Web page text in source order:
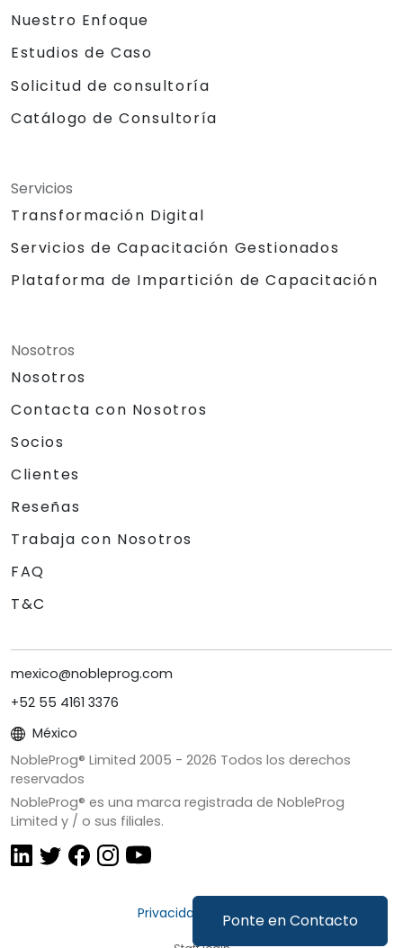
Ponte en Contacto
Nuestro Enfoque
Estudios de Caso
Solicitud de consultoría
Catálogo de Consultoría
Servicios
Transformación Digital
Servicios de Capacitación Gestionados
Plataforma de Impartición de Capacitación
Nosotros
Nosotros
Contacta con Nosotros
Socios
Clientes
Reseñas
Trabaja con Nosotros
FAQ
T&C
mexico@nobleprog.com
+52 55 4161 3376
México
NobleProg® Limited 2005 - 2026 Todos los derechos
reservados
NobleProg® es una marca registrada de NobleProg
Limited y / o sus filiales.
Privacidad y Cookies